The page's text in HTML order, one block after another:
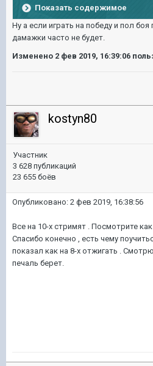
Показать содержимое
Ну а если играть на победу и пол
дамажки часто не будет.
Изменено 2 фев 2019, 16:39:06
kostyn80
Участник
3 628 публикаций
23 655 боёв
Опубликовано: 2 фев 2019, 16:38:56
Все на 10-х стримят . Посмотрите
Спасибо конечно , есть чему
показал как на 8-х отжигать .
печаль берет.